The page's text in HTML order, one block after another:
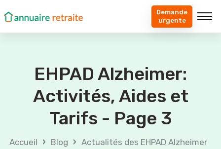
Demande
urgente
EHPAD Alzheimer:
Activités, Aides et
Tarifs - Page 3
Accueil › Blog › Actualités des EHPAD Alzheimer